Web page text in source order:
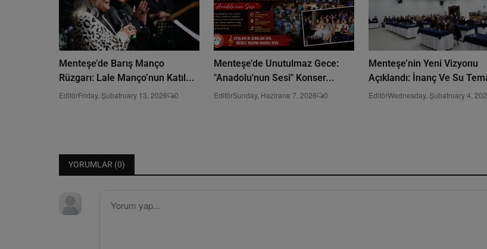
Menteşe’de Barış Manço
Rüzgarı: Lale Manço’nun Katıl...
EditörFriday, Şubatruary 13, 2026 0
Menteşe’de Unutulmaz Gece:
"Anadolu'nun Sesi" Konser...
EditörSunday, Hazirane 7, 2026 0
Menteşe’nin Yeni Vizyonu
Açıklandı: İnanç Ve Su
EditörWednesday, Şubatruary 4,
YORUMLAR (0)